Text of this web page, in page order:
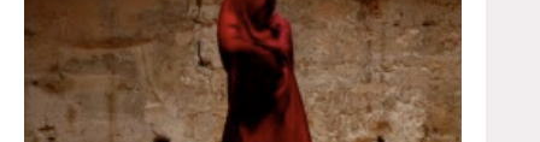
JE
des
doctorants
CERLIS